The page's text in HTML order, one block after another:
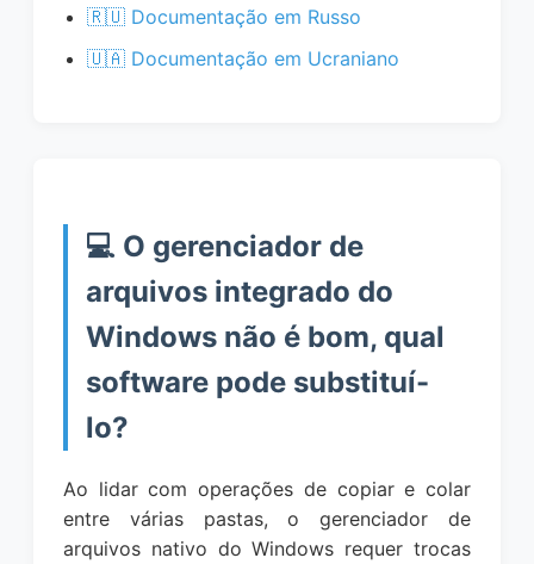
🇷🇺 Documentação em Russo
🇺🇦 Documentação em Ucraniano
💻 O gerenciador de
arquivos integrado do
Windows não é bom, qual
software pode substituí-
lo?
Ao lidar com operações de copiar e colar
entre várias pastas, o gerenciador de
arquivos nativo do Windows requer trocas